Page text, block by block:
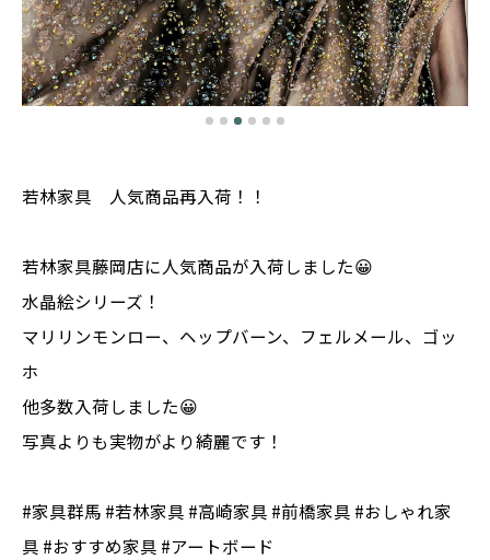
若林家具 人気商品再入荷！！
若林家具藤岡店に人気商品が入荷しました😀
水晶絵シリーズ！
マリリンモンロー、ヘップバーン、フェルメール、ゴッ
ホ
他多数入荷しました😀
写真よりも実物がより綺麗です！
#家具群馬 #若林家具 #高崎家具 #前橋家具 #おしゃれ家
具 #おすすめ家具 #アートボード